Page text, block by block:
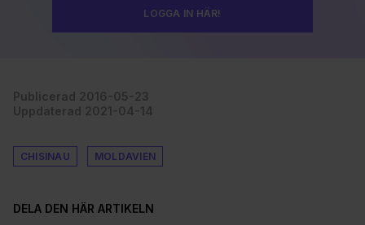
LOGGA IN HÄR!
Publicerad 2016-05-23
Uppdaterad 2021-04-14
CHISINAU MOLDAVIEN
DELA DEN HÄR ARTIKELN